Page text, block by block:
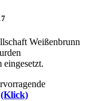
Weißenbrunn
(Klick)